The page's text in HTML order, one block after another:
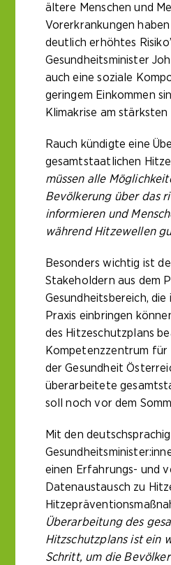
ältere Menschen und
Vorerkrankungen
deutlich erhöhtes
Gesundheitsminister
auch eine soziale
geringem Einkommen
Klimakrise am
Rauch kündigte eine
gesamtstaatlichen
müssen alle
Bevölkerung über das
informieren und
während Hitzewellen
Besonders wichtig ist
Stakeholdern aus dem
Gesundheitsbereich,
Praxis einbringen
des Hitzeschutzplans
Kompetenzzentrum für
der Gesundheit
überarbeitete
soll noch vor dem
Mit den
einen Erfahrungs- und
Datenaustausch zu
Überarbeitung des
Hitzschutzplans ist ein
Schritt, um die